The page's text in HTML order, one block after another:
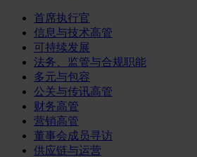
首席执行官
信息与技术高管
可持续发展
法务、监管与合规职能
多元与包容
公关与传讯高管
财务高管
营销高管
董事会成员寻访
供应链与运营